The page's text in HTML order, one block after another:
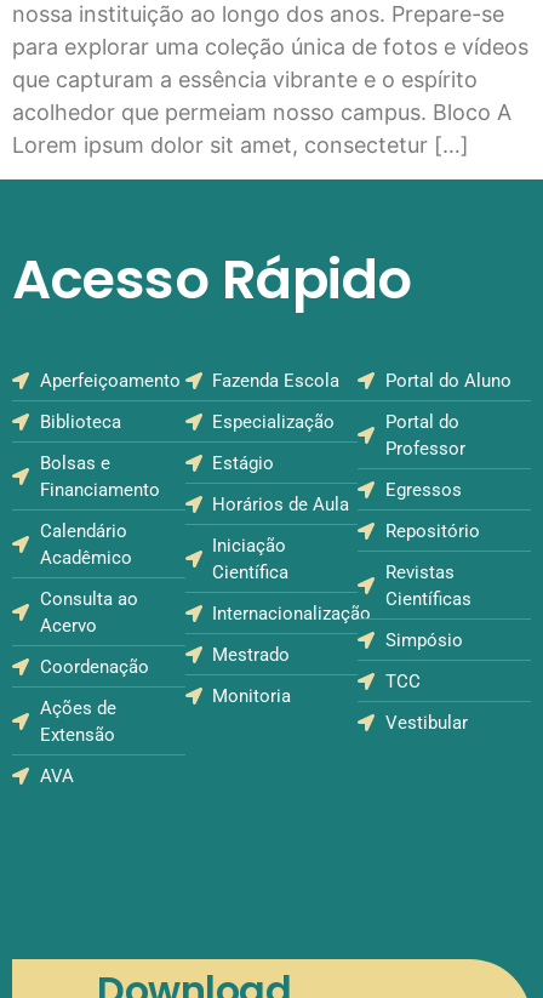
nossa instituição ao longo dos anos. Prepare-se
para explorar uma coleção única de fotos e vídeos
que capturam a essência vibrante e o espírito
acolhedor que permeiam nosso campus. Bloco A
Lorem ipsum dolor sit amet, consectetur […]
Acesso Rápido
Aperfeiçoamento
Biblioteca
Bolsas e
Financiamento
Calendário
Acadêmico
Consulta ao
Acervo
Coordenação
Ações de
Extensão
AVA
Fazenda Escola
Especialização
Estágio
Horários de Aula
Iniciação
Científica
Internacionalização
Mestrado
Monitoria
Portal do Aluno
Portal do
Professor
Egressos
Repositório
Revistas
Científicas
Simpósio
TCC
Vestibular